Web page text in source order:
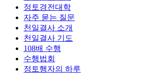
정토경전대학
자주 묻는 질문
천일결사 소개
천일결사 기도
108배 수행
수행법회
정토행자의 하루